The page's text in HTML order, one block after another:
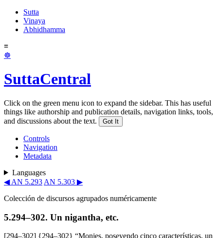
Sutta
Vinaya
Abhidhamma
≡
☸
SuttaCentral
Click on the green menu icon to expand the sidebar. This has useful
things like authorship and publication details, navigation links, tools,
and discussions about the text.
Got It
Controls
Navigation
Metadata
Languages
◀ AN 5.293 AN 5.303 ▶
Colección de discursos agrupados numéricamente
5.294–302. Un nigantha, etc.
[294–302] {294–302} “Monjes, poseyendo cinco características, un